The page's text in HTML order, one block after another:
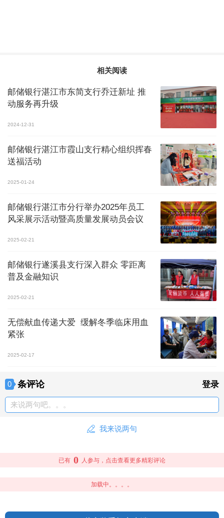
相关阅读
邮储银行湛江市东简支行乔迁新址 推
动服务再升级
2024-12-31
邮储银行湛江市霞山支行精心组织挥春
送福活动
2025-01-24
邮储银行湛江市分行举办2025年员工
风采展示活动暨高质量发展动员会议
2025-02-21
邮储银行遂溪县支行深入群众 零距离
普及金融知识
2025-02-21
无偿献血传递大爱 缓解冬季临床用血
紧张
2025-02-17
0 条评论 登录
来说两句吧。。。
我来说两句
已有 0 人参与，点击查看更多精彩评论
加载中。。。。